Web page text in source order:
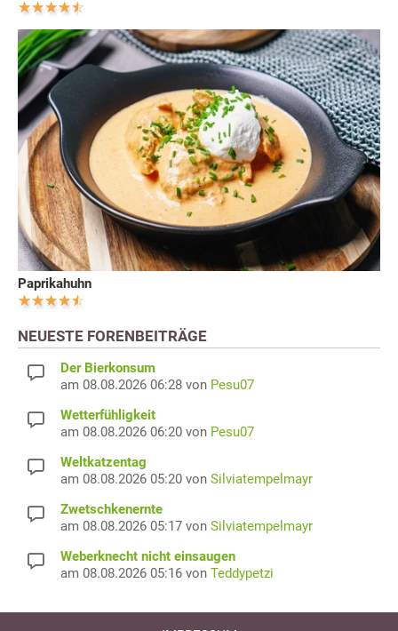
Paprikahuhn
NEUESTE FORENBEITRÄGE
Der Bierkonsum
am 08.08.2026 06:28 von Pesu07
Wetterfühligkeit
am 08.08.2026 06:20 von Pesu07
Weltkatzentag
am 08.08.2026 05:20 von Silviatempelmayr
Zwetschkenernte
am 08.08.2026 05:17 von Silviatempelmayr
Weberknecht nicht einsaugen
am 08.08.2026 05:16 von Teddypetzi